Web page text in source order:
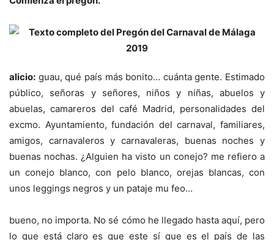
alicio: guau, qué país más bonito… cuánta gente. Estimado
público, señoras y señores, niños y niñas, abuelos y
abuelas, camareros del café Madrid, personalidades del
excmo. Ayuntamiento, fundación del carnaval, familiares,
amigos, carnavaleros y carnavaleras, buenas noches y
buenas nochas. ¿Alguien ha visto un conejo? me refiero a
un conejo blanco, con pelo blanco, orejas blancas, con
unos leggings negros y un pataje mu feo…
bueno, no importa. No sé cómo he llegado hasta aquí, pero
lo que está claro es que este sí que es el país de las